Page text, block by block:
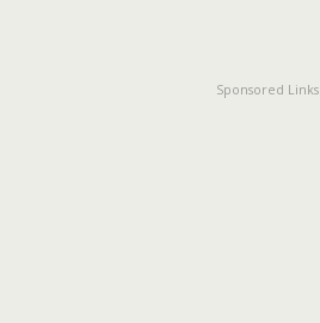
Sponsored Links